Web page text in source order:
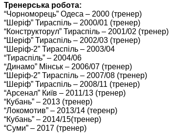
Тренерська робота:
“Чорноморець” Одеса – 2000 (тренер)
“Шеріф” Тираспіль – 2000/01 (тренер)
“Конструкторул” Тираспіль – 2001/02 (тренер)
“Шеріф” Тираспіль – 2002/03 (тренер)
“Шеріф-2” Тираспіль – 2003/04
“Тираспіль” – 2004/06
“Динамо” Мінськ – 2006/07 (тренер)
“Шеріф-2” Тираспіль – 2007/08 (тренер)
“Шеріф” Тираспіль – 2008/11 (тренер)
“Арсенал” Київ – 2011/13 (тренер)
“Кубань” – 2013 (тренер)
“Локомотив” – 2013/14 (теренр)
“Кубань” – 2014/15(тренер)
“Суми” – 2017 (тренер)